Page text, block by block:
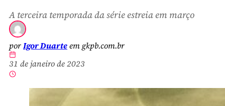
A terceira temporada da série estreia em março
porIgor Duarteem gkpb.com.br
31 de janeiro de 2023